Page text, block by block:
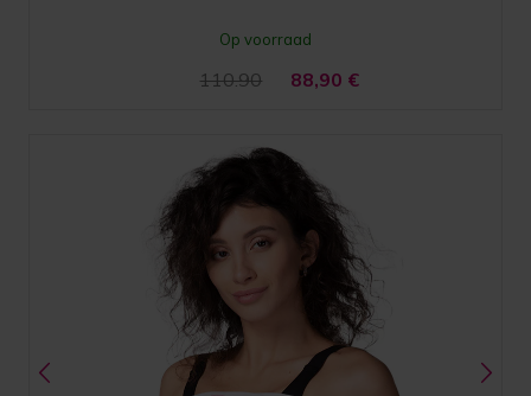
Op voorraad
110.90 88,90 €